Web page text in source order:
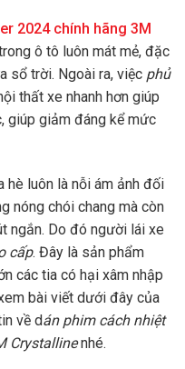
2024 chính hãng 3M
ô tô luôn mát mẻ, đặc
sổ trời. Ngoài ra, việc phủ
thất xe nhanh hơn giúp
giúp giảm đáng kể mức
hè luôn là nỗi ám ảnh đối
nóng chói chang mà còn
ngắn. Do đó người lái xe
cấp. Đây là sản phẩm
các tia có hại xâm nhập
bài viết dưới đây của
về dán phim cách nhiệt
Crystalline nhé.